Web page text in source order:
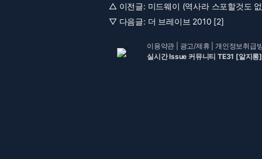
△ 이전글: 미드웨이 (역사라 스포할것도
▽ 다음글: 더 브레이브 2010 [2]
이용약관 광고/제휴 |개인정보취급
실시간 Issue 커뮤니티 TE31 [알지